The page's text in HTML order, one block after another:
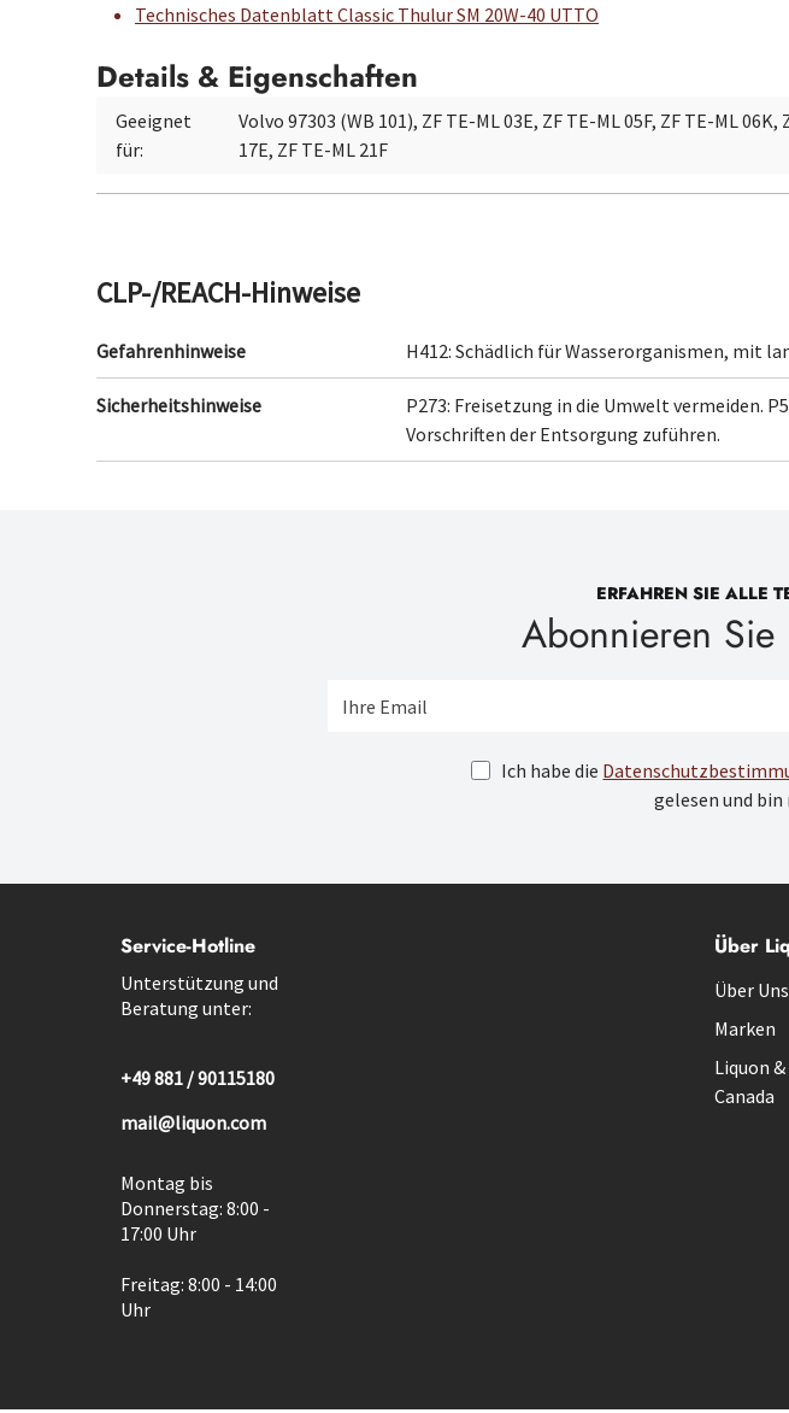
Technisches Datenblatt Classic Thulur SM 20W-40 UTTO
Details & Eigenschaften
Geeignet
für:
Volvo 97303 (WB 101), ZF TE-ML 03E, ZF TE-ML 05F, ZF TE-ML 06K,
17E, ZF TE-ML 21F
CLP-/REACH-Hinweise
Gefahrenhinweise H412: Schädlich für Wasserorganismen, mit
Sicherheitshinweise P273: Freisetzung in die Umwelt vermeiden.
Vorschriften der Entsorgung zuführen.
ERFAHREN SIE ALLE
Abonnieren Sie
Ich habe die
gelesen und
Service-Hotline
Unterstützung und
Beratung unter:
+49 881 / 90115180
mail@liquon.com
Montag bis
Donnerstag: 8:00 -
17:00 Uhr
Freitag: 8:00 - 14:00
Uhr
Über
Über Uns
Marken
Liquon
Canada